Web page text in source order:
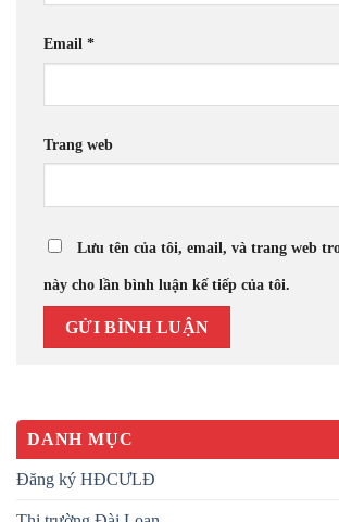
Email *
Trang web
Lưu tên của tôi, email, và trang web
này cho lần bình luận kế tiếp của tôi.
DANH MỤC
Đăng ký HĐCƯLĐ